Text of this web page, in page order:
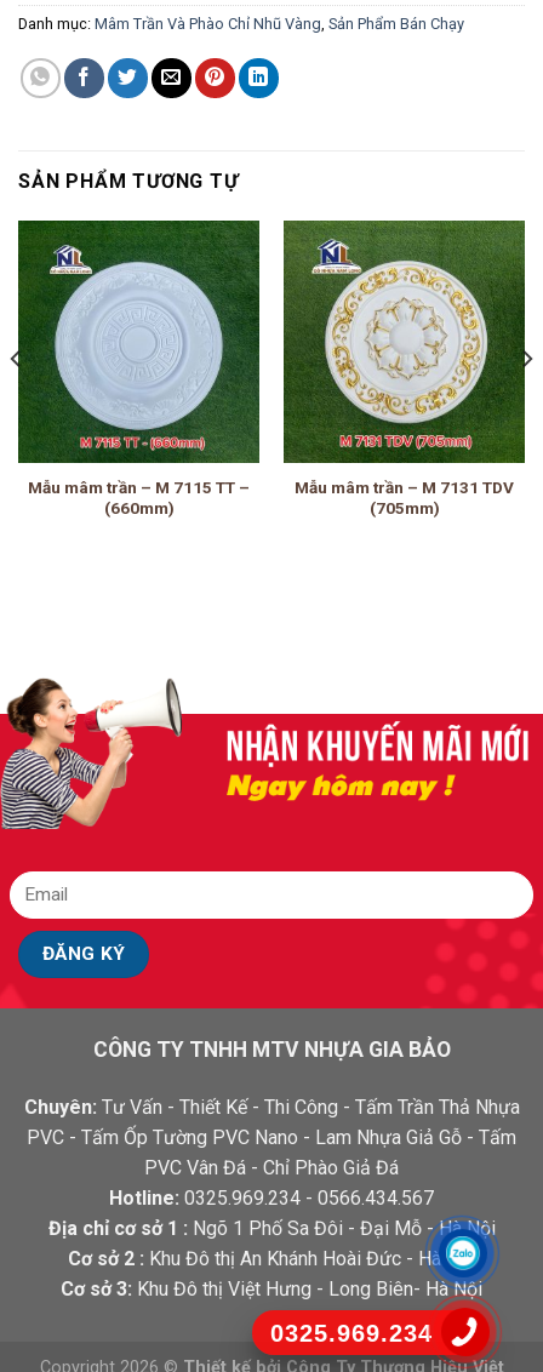
0325.969.234
Danh mục: Mâm Trần Và Phào Chỉ Nhũ Vàng, Sản Phẩm Bán Chạy
SẢN PHẨM TƯƠNG TỰ
Mẫu mâm trần – M 7115 TT –
(660mm)
Mẫu mâm trần – M 7131 TDV
(705mm)
CÔNG TY TNHH MTV NHỰA GIA BẢO
Chuyên: Tư Vấn - Thiết Kế - Thi Công - Tấm Trần Thả Nhựa
PVC - Tấm Ốp Tường PVC Nano - Lam Nhựa Giả Gỗ - Tấm
PVC Vân Đá - Chỉ Phào Giả Đá
Hotline: 0325.969.234 - 0566.434.567
Địa chỉ cơ sở 1 : Ngõ 1 Phố Sa Đôi - Đại Mỗ - Hà Nội
Cơ sở 2 : Khu Đô thị An Khánh Hoài Đức - Hà Nội
Cơ sở 3: Khu Đô thị Việt Hưng - Long Biên- Hà Nội
Copyright 2026 © Thiết kế bởi Công Ty Thương Hiệu Việt